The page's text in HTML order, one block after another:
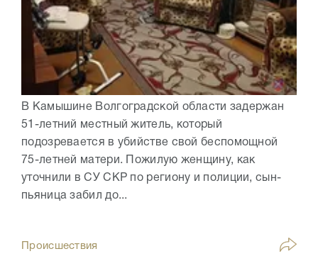
В Камышине Волгоградской области задержан
51-летний местный житель, который
подозревается в убийстве свой беспомощной
75-летней матери. Пожилую женщину, как
уточнили в СУ СКР по региону и полиции, сын-
пьяница забил до...
Происшествия